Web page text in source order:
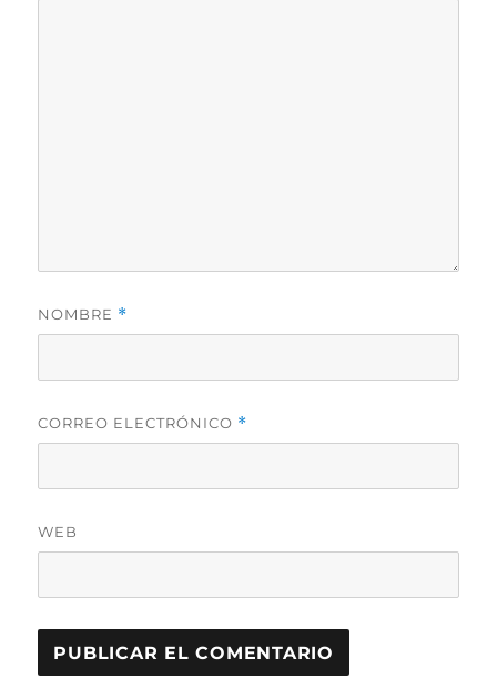
NOMBRE *
CORREO ELECTRÓNICO *
WEB